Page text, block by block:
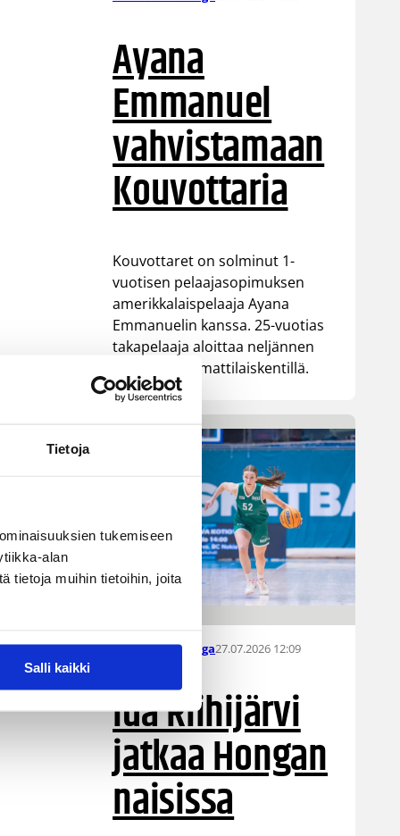
Tietoja
tukemiseen
alan
tietoja muihin tietoihin, joita
Salli kaikki
Ayana
Emmanuel
vahvistamaan
Kouvottaria
Kouvottaret on solminut 1-
vuotisen pelaajasopimuksen
amerikkalaispelaaja Ayana
Emmanuelin kanssa. 25-vuotias
takapelaaja aloittaa neljännen
kautensa ammattilaiskentillä.
Naisten Korisliiga27.07.2026 12:09
Ida Riihijärvi
jatkaa Hongan
naisissa